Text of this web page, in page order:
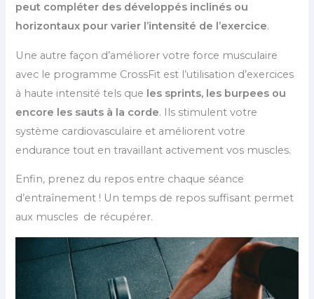
peut compléter des développés inclinés ou
horizontaux pour varier l’intensité de l’exercice.
Une autre façon d’améliorer votre force musculaire
avec le programme CrossFit est l’utilisation d’exercices
à haute intensité tels que les sprints, les burpees ou
encore les sauts à la corde. Ils stimulent votre
système cardiovasculaire et améliorent votre
endurance tout en travaillant activement vos muscles.
Enfin, prenez du repos entre chaque séance
d’entraînement ! Un temps de repos suffisant permet
aux muscles de récupérer.